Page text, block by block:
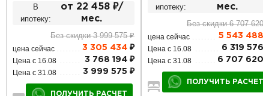
В
ипотеку:
от 22 458 ₽/
мес.
Без скидки 3 999 575 ₽
цена сейчас 3 305 434 ₽
Цена с 16.08 3 768 194 ₽
Цена с 31.08 3 999 575 ₽
ПОЛУЧИТЬ РАСЧЕТ
ипотеку:
мес.
Без скидки 6 707 620
цена сейчас 5 543 488
Цена с 16.08 6 319 576
Цена с 31.08 6 707 620
3
ПОЛУЧИТЬ РАСЧЕТ